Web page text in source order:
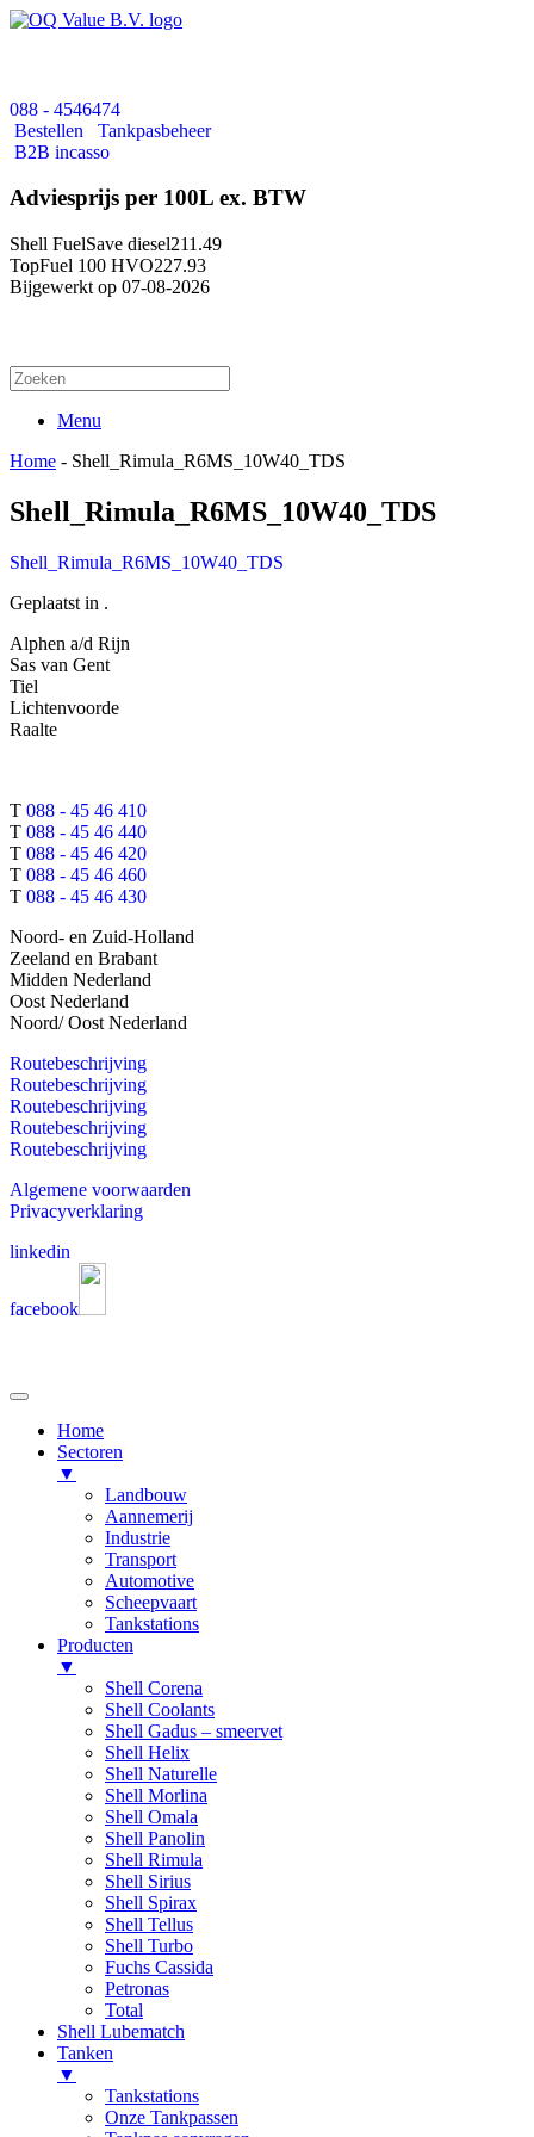
088 - 4546474
Bestellen
Tankpasbeheer
B2B incasso
Adviesprijs per 100L ex. BTW
Shell FuelSave diesel211.49
TopFuel 100 HVO227.93
Bijgewerkt op 07-08-2026
Menu
Home - Shell_Rimula_R6MS_10W40_TDS
Shell_Rimula_R6MS_10W40_TDS
Shell_Rimula_R6MS_10W40_TDS
Geplaatst in .
Alphen a/d Rijn
Sas van Gent
Tiel
Lichtenvoorde
Raalte
T 088 - 45 46 410
T 088 - 45 46 440
T 088 - 45 46 420
T 088 - 45 46 460
T 088 - 45 46 430
Noord- en Zuid-Holland
Zeeland en Brabant
Midden Nederland
Oost Nederland
Noord/ Oost Nederland
Routebeschrijving
Routebeschrijving
Routebeschrijving
Routebeschrijving
Routebeschrijving
Algemene voorwaarden
Privacyverklaring
linkedin
facebook
Home
Sectoren
▼
Landbouw
Aannemerij
Industrie
Transport
Automotive
Scheepvaart
Tankstations
Producten
▼
Shell Corena
Shell Coolants
Shell Gadus – smeervet
Shell Helix
Shell Naturelle
Shell Morlina
Shell Omala
Shell Panolin
Shell Rimula
Shell Sirius
Shell Spirax
Shell Tellus
Shell Turbo
Fuchs Cassida
Petronas
Total
Shell Lubematch
Tanken
▼
Tankstations
Onze Tankpassen